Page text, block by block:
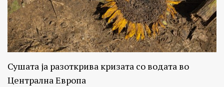
Сушата ја разоткрива кризата со водата во
Централна Европа